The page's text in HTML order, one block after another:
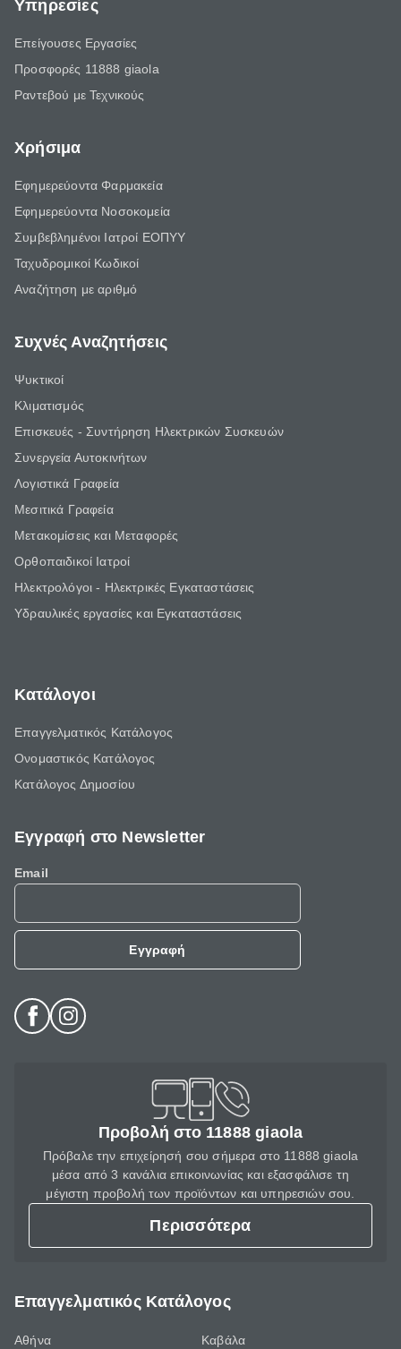
Υπηρεσίες
Επείγουσες Εργασίες
Προσφορές 11888 giaola
Ραντεβού με Τεχνικούς
Χρήσιμα
Εφημερεύοντα Φαρμακεία
Εφημερεύοντα Νοσοκομεία
Συμβεβλημένοι Ιατροί ΕΟΠΥΥ
Ταχυδρομικοί Κωδικοί
Αναζήτηση με αριθμό
Συχνές Αναζητήσεις
Ψυκτικοί
Κλιματισμός
Επισκευές - Συντήρηση Ηλεκτρικών Συσκευών
Συνεργεία Αυτοκινήτων
Λογιστικά Γραφεία
Μεσιτικά Γραφεία
Μετακομίσεις και Μεταφορές
Ορθοπαιδικοί Ιατροί
Ηλεκτρολόγοι - Ηλεκτρικές Εγκαταστάσεις
Υδραυλικές εργασίες και Εγκαταστάσεις
Κατάλογοι
Επαγγελματικός Κατάλογος
Ονομαστικός Κατάλογος
Κατάλογος Δημοσίου
Εγγραφή στο Newsletter
Email
Εγγραφή
Προβολή στο 11888 giaola
Πρόβαλε την επιχείρησή σου σήμερα στο 11888 giaola
μέσα από 3 κανάλια επικοινωνίας και εξασφάλισε τη
μέγιστη προβολή των προϊόντων και υπηρεσιών σου.
Περισσότερα
Επαγγελματικός Κατάλογος
Αθήνα
Καβάλα